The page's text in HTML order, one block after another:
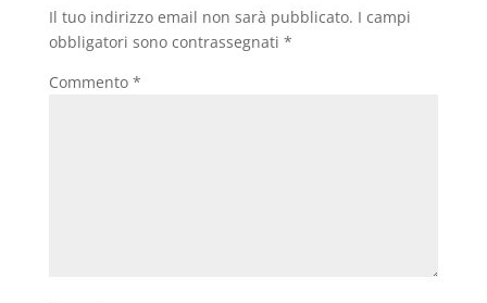
Il tuo indirizzo email non sarà pubblicato. I campi
obbligatori sono contrassegnati *
Commento *